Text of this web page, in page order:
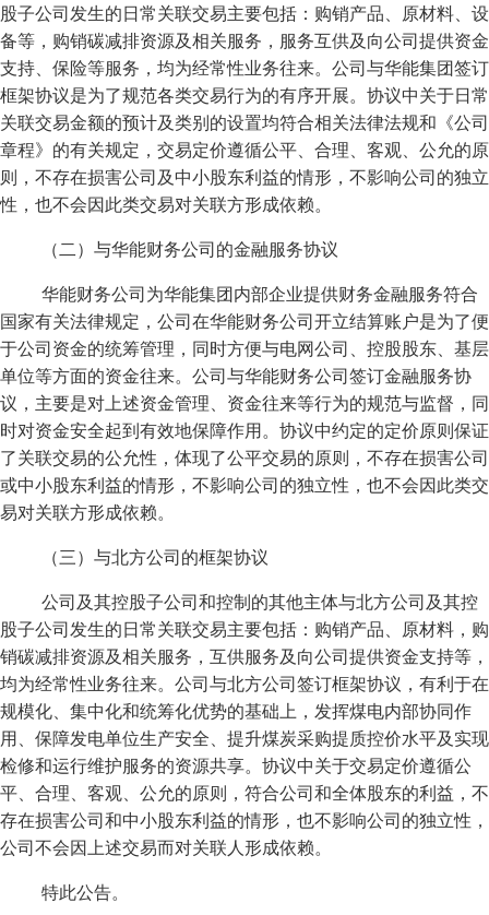
股子公司发生的日常关联交易主要包括：购销产品、原材料、设
备等，购销碳减排资源及相关服务，服务互供及向公司提供资金
支持、保险等服务，均为经常性业务往来。公司与华能集团签订
框架协议是为了规范各类交易行为的有序开展。协议中关于日常
关联交易金额的预计及类别的设置均符合相关法律法规和《公司
章程》的有关规定，交易定价遵循公平、合理、客观、公允的原
则，不存在损害公司及中小股东利益的情形，不影响公司的独立
性，也不会因此类交易对关联方形成依赖。
（二）与华能财务公司的金融服务协议
华能财务公司为华能集团内部企业提供财务金融服务符合
国家有关法律规定，公司在华能财务公司开立结算账户是为了便
于公司资金的统筹管理，同时方便与电网公司、控股股东、基层
单位等方面的资金往来。公司与华能财务公司签订金融服务协
议，主要是对上述资金管理、资金往来等行为的规范与监督，同
时对资金安全起到有效地保障作用。协议中约定的定价原则保证
了关联交易的公允性，体现了公平交易的原则，不存在损害公司
或中小股东利益的情形，不影响公司的独立性，也不会因此类交
易对关联方形成依赖。
（三）与北方公司的框架协议
公司及其控股子公司和控制的其他主体与北方公司及其控
股子公司发生的日常关联交易主要包括：购销产品、原材料，购
销碳减排资源及相关服务，互供服务及向公司提供资金支持等，
均为经常性业务往来。公司与北方公司签订框架协议，有利于在
规模化、集中化和统筹化优势的基础上，发挥煤电内部协同作
用、保障发电单位生产安全、提升煤炭采购提质控价水平及实现
检修和运行维护服务的资源共享。协议中关于交易定价遵循公
平、合理、客观、公允的原则，符合公司和全体股东的利益，不
存在损害公司和中小股东利益的情形，也不影响公司的独立性，
公司不会因上述交易而对关联人形成依赖。
特此公告。